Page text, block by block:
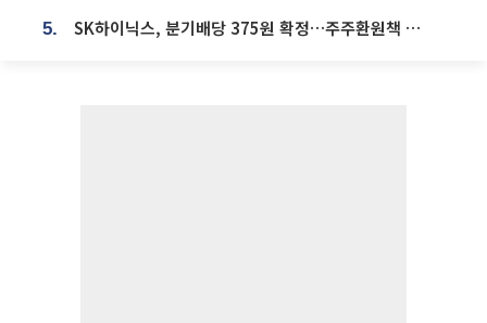
5. SK하이닉스, 분기배당 375원 확정…주주환원책 9월로 앞당겨 발표